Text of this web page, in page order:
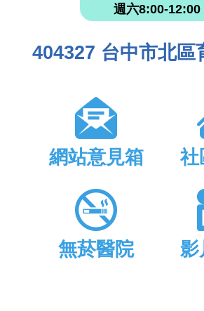
週六8:00-12:00
404327 台中市北區
網站意見箱 社
無菸醫院 影